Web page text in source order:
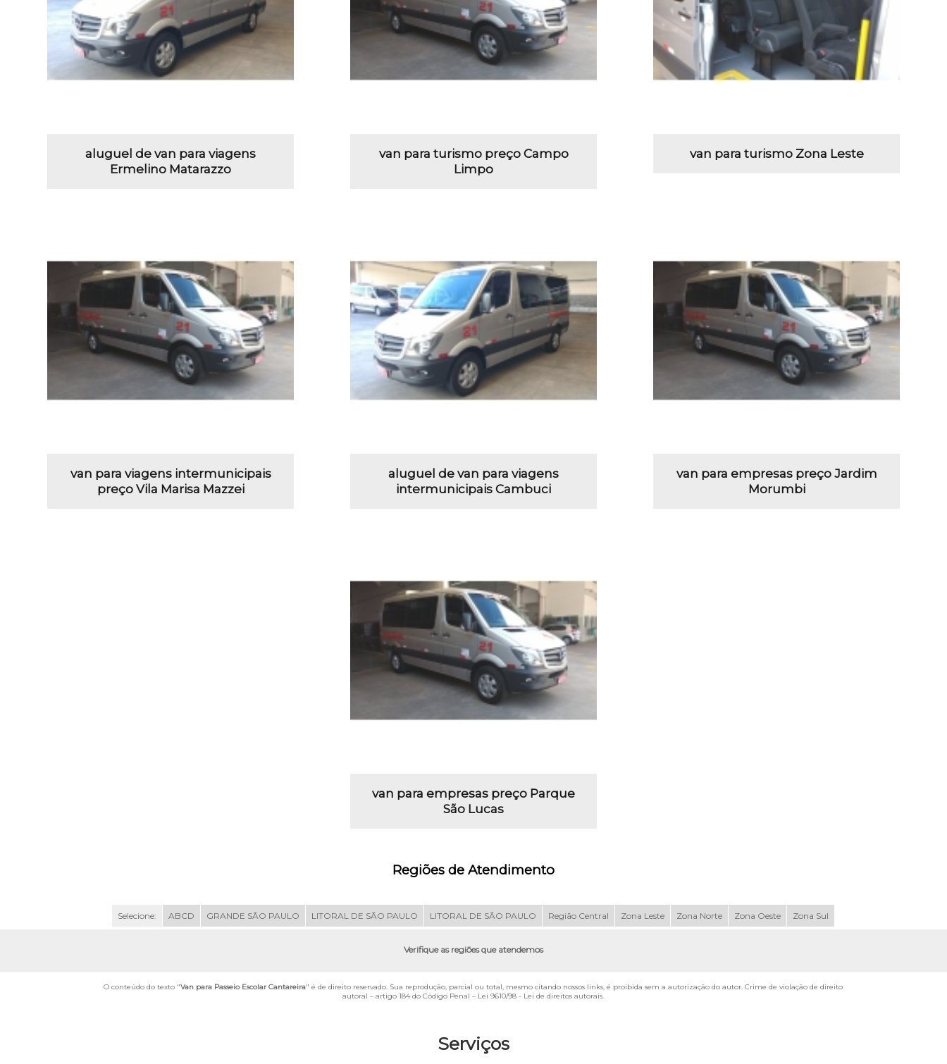
Serviços
aluguel de van para viagens
Ermelino Matarazzo
van para turismo preço Campo
Limpo
van para turismo Zona Leste
van para viagens intermunicipais
preço Vila Marisa Mazzei
aluguel de van para viagens
intermunicipais Cambuci
van para empresas preço Jardim
Morumbi
van para empresas preço Parque
São Lucas
Regiões de Atendimento
Selecione: ABCD GRANDE SÃO PAULO LITORAL DE SÃO PAULO LITORAL DE SÃO PAULO Região Central Zona Leste Zona Norte Zona Oeste Zona Sul
Verifique as regiões que atendemos
O conteúdo do texto "Van para Passeio Escolar Cantareira" é de direito reservado. Sua reprodução, parcial ou total, mesmo citando nossos links, é proibida sem a autorização do autor. Crime de violação de direito
autoral – artigo 184 do Código Penal – Lei 9610/98 - Lei de direitos autorais.